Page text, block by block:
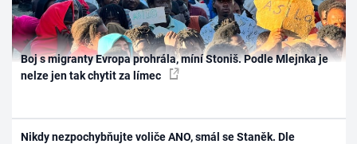
Boj s migranty Evropa prohrála, míní Stoniš. Podle Mlejnka je
nelze jen tak chytit za límec
Nikdy nezpochybňujte voliče ANO, smál se Staněk. Dle